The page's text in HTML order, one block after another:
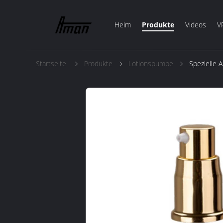
Heim Produkte Videos
Startseite Produkte Lotionspumpe Spezielle